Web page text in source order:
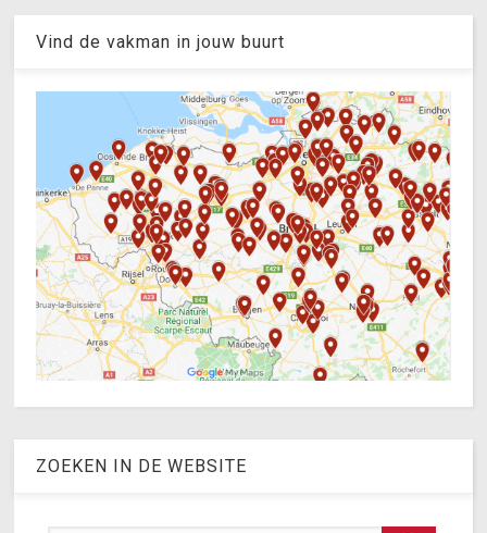
Vind de vakman in jouw buurt
ZOEKEN IN DE WEBSITE